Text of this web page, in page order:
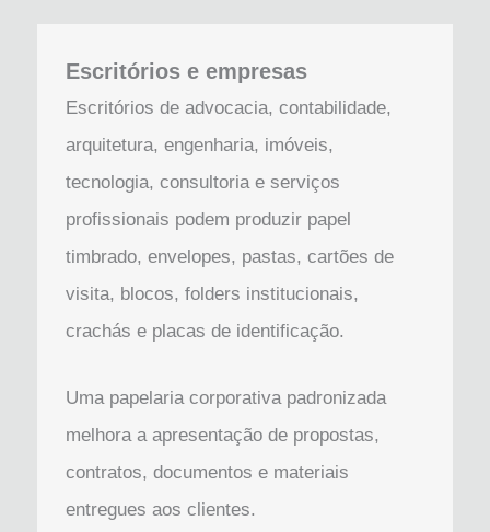
Escritórios e empresas
Escritórios de advocacia, contabilidade,
arquitetura, engenharia, imóveis,
tecnologia, consultoria e serviços
profissionais podem produzir papel
timbrado, envelopes, pastas, cartões de
visita, blocos, folders institucionais,
crachás e placas de identificação.
Uma papelaria corporativa padronizada
melhora a apresentação de propostas,
contratos, documentos e materiais
entregues aos clientes.